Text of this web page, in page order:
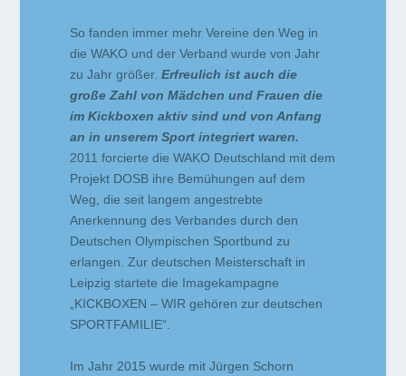
So fanden immer mehr Vereine den Weg in
die WAKO und der Verband wurde von Jahr
zu Jahr größer.Erfreulich ist auch die
große Zahl von Mädchen und Frauen die
im Kickboxen aktiv sind und von Anfang
an in unserem Sport integriert waren.
2011 forcierte die WAKO Deutschland mit dem
Projekt DOSB ihre Bemühungen auf dem
Weg, die seit langem angestrebte
Anerkennung des Verbandes durch den
Deutschen Olympischen Sportbund zu
erlangen. Zur deutschen Meisterschaft in
Leipzig startete die Imagekampagne
„KICKBOXEN – WIR gehören zur deutschen
SPORTFAMILIE“.
Im Jahr 2015 wurde mit Jürgen Schorn